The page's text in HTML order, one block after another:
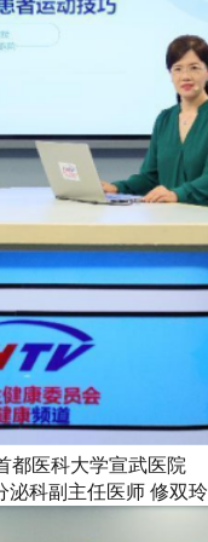
都医科大学宣武医院
泌科副主任医师 修双玲